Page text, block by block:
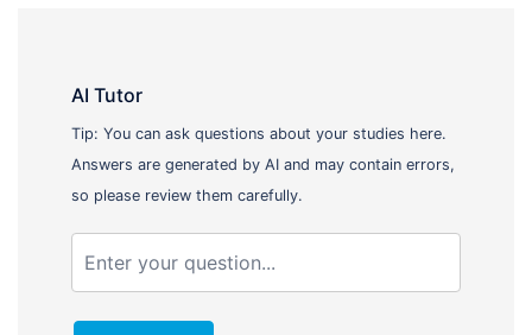
AI Tutor
Tip: You can ask questions about your studies here.
Answers are generated by AI and may contain errors,
so please review them carefully.